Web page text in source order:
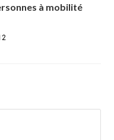
à mobilité